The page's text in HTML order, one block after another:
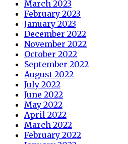
March 2023
February 2023
January 2023
December 2022
November 2022
October 2022
September 2022
August 2022
July 2022
June 2022
May 2022
April 2022
March 2022
February 2022